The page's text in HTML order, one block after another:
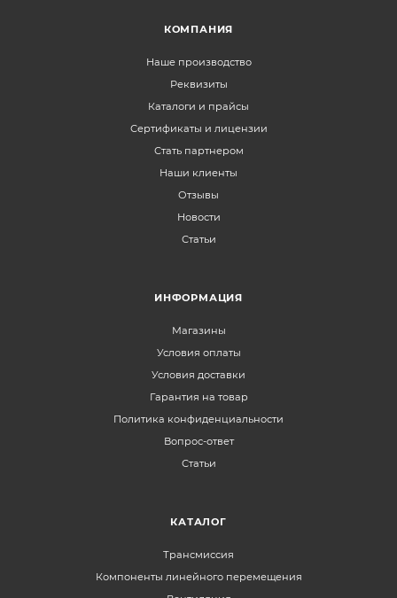
КОМПАНИЯ
Наше производство
Реквизиты
Каталоги и прайсы
Сертификаты и лицензии
Стать партнером
Наши клиенты
Отзывы
Новости
Статьи
ИНФОРМАЦИЯ
Магазины
Условия оплаты
Условия доставки
Гарантия на товар
Политика конфиденциальности
Вопрос-ответ
Статьи
КАТАЛОГ
Трансмиссия
Компоненты линейного перемещения